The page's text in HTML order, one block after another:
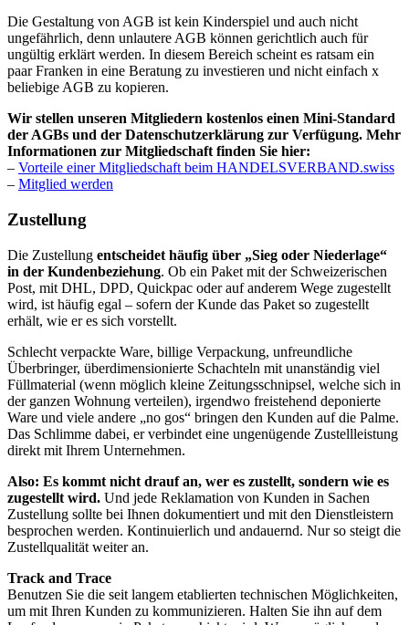
Die Gestaltung von AGB ist kein Kinderspiel und auch nicht
ungefährlich, denn unlautere AGB können gerichtlich auch für
ungültig erklärt werden. In diesem Bereich scheint es ratsam ein
paar Franken in eine Beratung zu investieren und nicht einfach x
beliebige AGB zu kopieren.
Wir stellen unseren Mitgliedern kostenlos einen Mini-Standard
der AGBs und der Datenschutzerklärung zur Verfügung. Mehr
Informationen zur Mitgliedschaft finden Sie hier:
– Vorteile einer Mitgliedschaft beim HANDELSVERBAND.swiss
– Mitglied werden
Zustellung
Die Zustellung entscheidet häufig über „Sieg oder Niederlage“
in der Kundenbeziehung. Ob ein Paket mit der Schweizerischen
Post, mit DHL, DPD, Quickpac oder auf anderem Wege zugestellt
wird, ist häufig egal – sofern der Kunde das Paket so zugestellt
erhält, wie er es sich vorstellt.
Schlecht verpackte Ware, billige Verpackung, unfreundliche
Überbringer, überdimensionierte Schachteln mit unanständig viel
Füllmaterial (wenn möglich kleine Zeitungsschnipsel, welche sich in
der ganzen Wohnung verteilen), irgendwo freistehend deponierte
Ware und viele andere „no gos“ bringen den Kunden auf die Palme.
Das Schlimme dabei, er verbindet eine ungenügende Zustellleistung
direkt mit Ihrem Unternehmen.
Also: Es kommt nicht drauf an, wer es zustellt, sondern wie es
zugestellt wird. Und jede Reklamation von Kunden in Sachen
Zustellung sollte bei Ihnen dokumentiert und mit den Dienstleistern
besprochen werden. Kontinuierlich und andauernd. Nur so steigt die
Zustellqualität weiter an.
Track and Trace
Benutzen Sie die seit langem etablierten technischen Möglichkeiten,
um mit Ihren Kunden zu kommunizieren. Halten Sie ihn auf dem